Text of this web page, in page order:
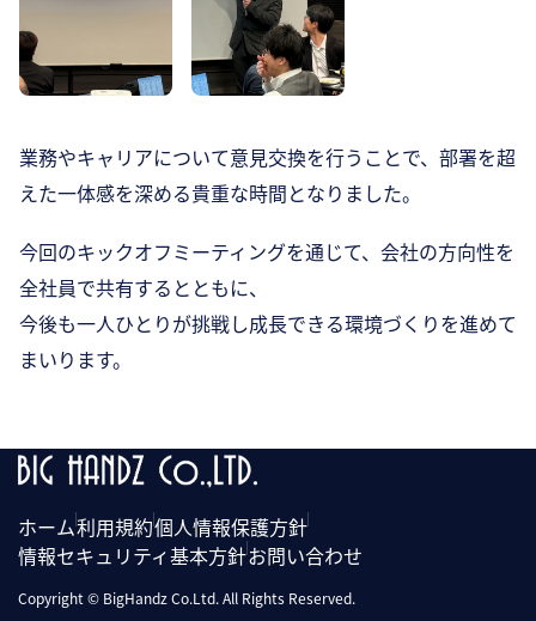
業務やキャリアについて意見交換を行うことで、部署を超
えた一体感を深める貴重な時間となりました。
今回のキックオフミーティングを通じて、会社の方向性を
全社員で共有するとともに、
今後も一人ひとりが挑戦し成長できる環境づくりを進めて
まいります。
ホーム利用規約個人情報保護方針
情報セキュリティ基本方針お問い合わせ
Copyright © BigHandz Co.Ltd. All Rights Reserved.